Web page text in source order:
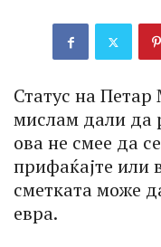
Статус на
мислам дали да
ова не смее да
прифаќајте или
сметката може
евра.